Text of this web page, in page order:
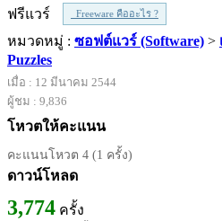
ฟรีแวร์
Freeware คืออะไร ?
หมวดหมู่ : ซอฟต์แวร์ (Software) >
Puzzles
เมื่อ : 12 มีนาคม 2544
ผู้ชม : 9,836
โหวตให้คะแนน
คะแนนโหวต 4 (1 ครั้ง)
ดาวน์โหลด
3,774 ครั้ง